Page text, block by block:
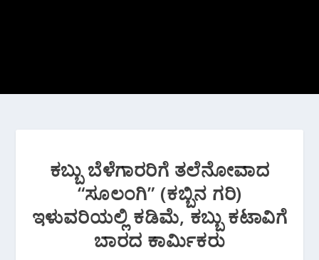
ಕಬ್ಬು ಬೆಳೆಗಾರರಿಗೆ ತಲೆನೋವಾದ
“ಸೂಲಂಗಿ” (ಕಬ್ಬಿನ ಗರಿ)
ಇಳುವರಿಯಲ್ಲಿ ಕಡಿಮೆ, ಕಬ್ಬು ಕಟಾವಿಗೆ
ಬಾರದ ಕಾರ್ಮಿಕರು